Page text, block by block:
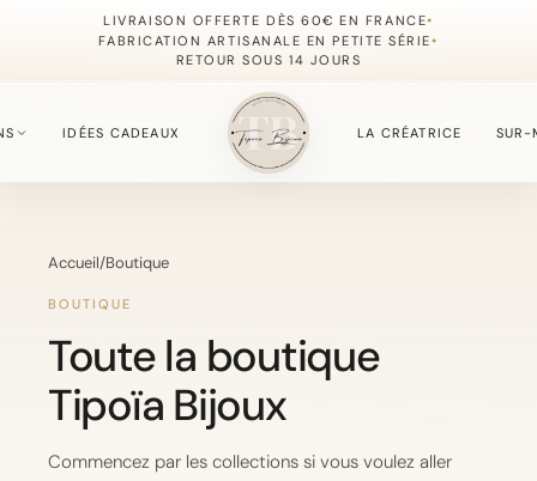
LIVRAISON OFFERTE DÈS 60€ EN FRANCE•
FABRICATION ARTISANALE EN PETITE SÉRIE•
RETOUR SOUS 14 JOURS
simples à offrir.
IDÉES CADEAUX LA CRÉATRICE SUR-
Accueil/Boutique
BOUTIQUE
Toute la boutique
Tipoïa Bijoux
Commencez par les collections si vous voulez aller